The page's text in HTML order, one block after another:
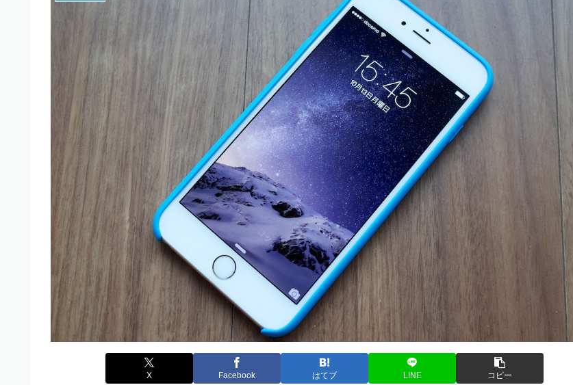
X Facebook はてブ LINE コピー